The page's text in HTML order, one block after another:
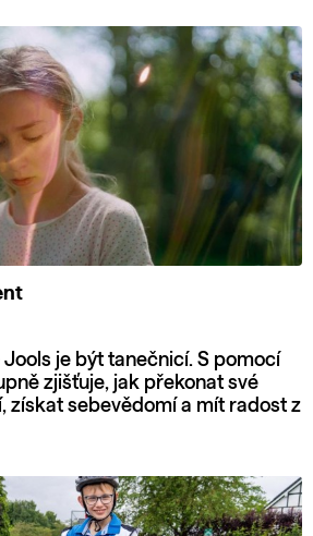
je být tanečnicí. S pomocí
zjišťuje, jak překonat své
získat sebevědomí a mít radost z